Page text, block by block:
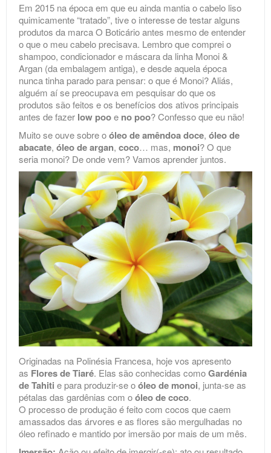
Em 2015 na época em que eu ainda mantia o cabelo liso
quimicamente “tratado”, tive o interesse de testar alguns
produtos da marca O Boticário antes mesmo de entender
o que o meu cabelo precisava. Lembro que comprei o
shampoo, condicionador e máscara da linha Monoi &
Argan (da embalagem antiga), e desde aquela época
nunca tinha parado para pensar: o que é Monoi? Aliás,
alguém aí se preocupava em pesquisar do que os
produtos são feitos e os benefícios dos ativos principais
antes de fazer low pooe no poo? Confesso que eu não!
Muito se ouve sobre oóleo de amêndoa doce, óleo de
abacate, óleo de argan, coco… mas, monoi? O que
seria monoi? De onde vem? Vamos aprender juntos.
Originadas na Polinésia Francesa, hoje vos apresento
as Flores de Tiaré. Elas são conhecidas comoGardénia
de Tahiti e para produzir-se oóleo de monoi, junta-se as
pétalas das gardênias com oóleo de coco.
O processo de produção é feito com cocos que caem
amassados das árvores e as flores são mergulhadas no
óleo refinado e mantido por imersão por mais de um mês.